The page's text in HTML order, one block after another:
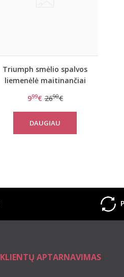
Triumph smėlio spalvos
liemenėlė maitinančiai
999€ 2690€
DAUGIAU
KLIENTŲ APTARNAVIMAS